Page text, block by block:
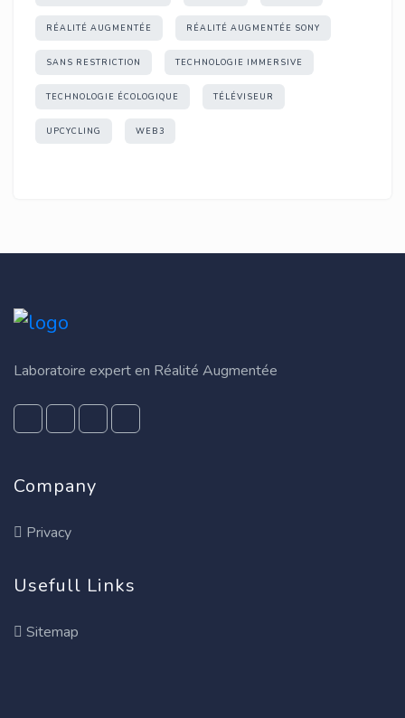
RÉALITÉ AUGMENTÉE RÉALITÉ AUGMENTÉE SONY
SANS RESTRICTION TECHNOLOGIE IMMERSIVE
TECHNOLOGIE ÉCOLOGIQUE TÉLÉVISEUR
UPCYCLING WEB3
Laboratoire expert en Réalité Augmentée
Company
Privacy
Usefull Links
Sitemap